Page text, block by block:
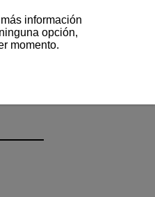
información
opción,
momento.